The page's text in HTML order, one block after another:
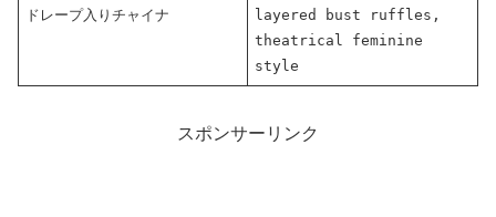
ドレープ入りチャイナ
layered bust ruffles,
theatrical feminine
style
スポンサーリンク